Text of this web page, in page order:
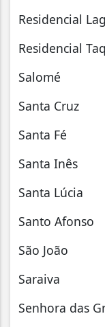
Residencial
Residencial
Salomé
Santa Cruz
Santa Fé
Santa Inês
Santa Lúcia
Santo Afonso
São João
Saraiva
Senhora das